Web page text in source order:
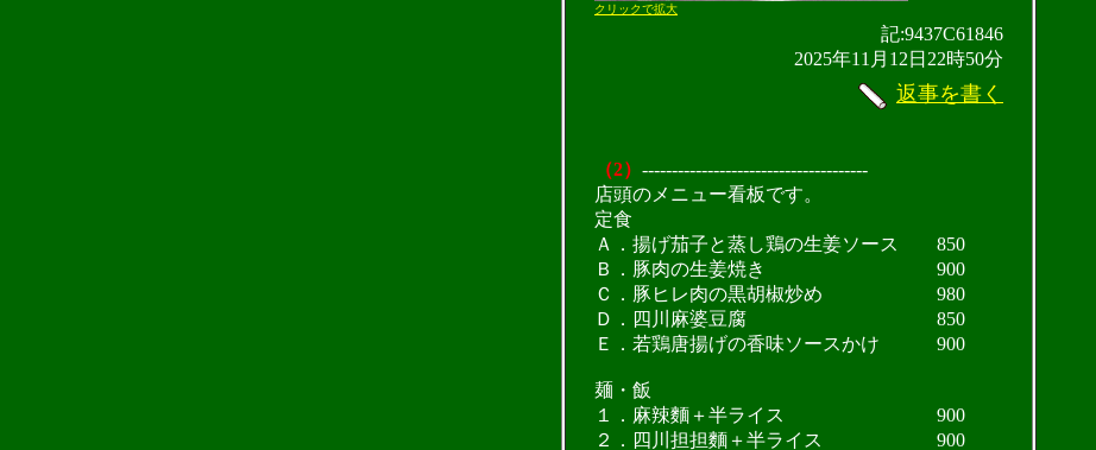
クリックで拡大
記:9437C61846
2025年11月12日22時50分
返事を書く
（2） --------------------------------------
店頭のメニュー看板です。
定食
Ａ．揚げ茄子と蒸し鶏の生姜ソース 850
Ｂ．豚肉の生姜焼き 900
Ｃ．豚ヒレ肉の黒胡椒炒め 980
Ｄ．四川麻婆豆腐 850
Ｅ．若鶏唐揚げの香味ソースかけ 900
麺・飯
１．麻辣麵＋半ライス 900
２．四川担担麵＋半ライス 900